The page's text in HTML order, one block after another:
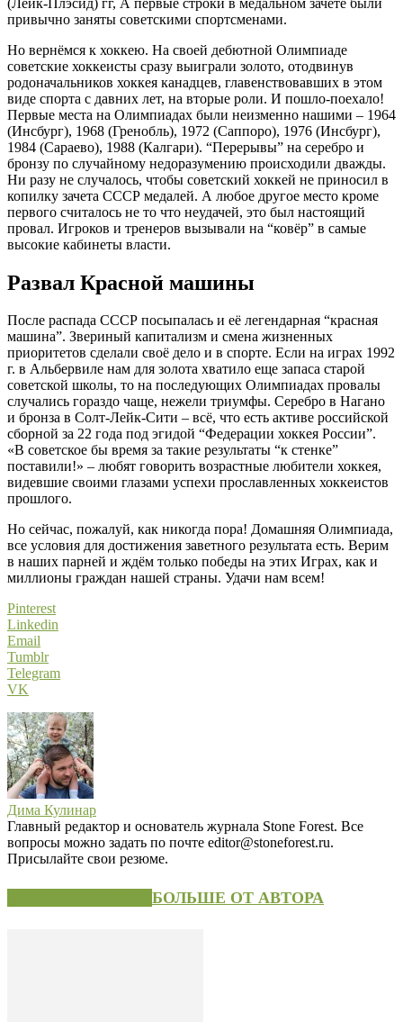
привычно заняты советскими спортсменами.
Но вернёмся к хоккею. На своей дебютной Олимпиаде
советские хоккеисты сразу выиграли золото, отодвинув
родоначальников хоккея канадцев, главенствовавших в этом
виде спорта с давних лет, на вторые роли. И пошло-поехало!
Первые места на Олимпиадах были неизменно нашими – 1964
(Инсбург), 1968 (Гренобль), 1972 (Саппоро), 1976 (Инсбург),
1984 (Сараево), 1988 (Калгари). “Перерывы” на серебро и
бронзу по случайному недоразумению происходили дважды.
Ни разу не случалось, чтобы советский хоккей не приносил в
копилку зачета СССР медалей. А любое другое место кроме
первого считалось не то что неудачей, это был настоящий
провал. Игроков и тренеров вызывали на “ковёр” в самые
высокие кабинеты власти.
Развал Красной машины
После распада СССР посыпалась и её легендарная “красная
машина”. Звериный капитализм и смена жизненных
приоритетов сделали своё дело и в спорте. Если на играх 1992
г. в Альбервиле нам для золота хватило еще запаса старой
советской школы, то на последующих Олимпиадах провалы
случались гораздо чаще, нежели триумфы. Серебро в Нагано
и бронза в Солт-Лейк-Сити – всё, что есть активе российской
сборной за 22 года под эгидой “Федерации хоккея России”.
«В советское бы время за такие результаты “к стенке”
поставили!» – любят говорить возрастные любители хоккея,
видевшие своими глазами успехи прославленных хоккеистов
прошлого.
Но сейчас, пожалуй, как никогда пора! Домашняя Олимпиада,
все условия для достижения заветного результата есть. Верим
в наших парней и ждём только победы на этих Играх, как и
миллионы граждан нашей страны. Удачи нам всем!
Pinterest
Linkedin
Email
Tumblr
Telegram
VK
Дима Кулинар
Главный редактор и основатель журнала Stone Forest. Все
вопросы можно задать по почте editor@stoneforest.ru.
Присылайте свои резюме.
БОЛЬШЕ ОТ АВТОРА